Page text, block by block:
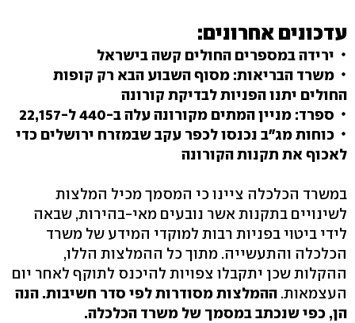
עדכונים אחרונים:
ירידה במספרים החולים קשה בישראל
משרד הבריאות: מסוף השבוע הבא רק קופות
החולים יתנו הפניות לבדיקת קורונה
ספרד: מניין המתים מקורונה עלה ב-440 ל-22,157
כוחות מג"ב נכנסו לכפר עקב שבמזרח ירושלים כדי
לאכוף את תקנות הקורונה
במשרד הכלכלה ציינו כי המסמך מכיל המלצות
לשינויים בתקנות אשר נובעים מאי-בהירות, שבאה
לידי ביטוי בפניות רבות למוקדי המידע של משרד
הכלכלה והתעשייה. מתוך כל ההמלצות הללו,
ההקלות שכן יתקבלו צפויות להיכנס לתוקף לאחר יום
העצמאות. ההמלצות מסודרות לפי סדר חשיבות. הנה
הן, כפי שנכתב במסמך של משרד הכלכלה.